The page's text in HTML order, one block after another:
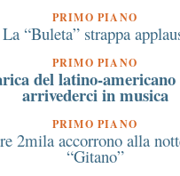
PRIMO PIANO
La “Buleta” strappa
PRIMO PIANO
del latino-
arrivederci in musica
PRIMO PIANO
2mila accorrono alla
“Gitano”